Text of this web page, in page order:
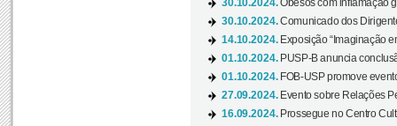
30.10.2024.Obesos com inflamação
30.10.2024.Comunicado dos
14.10.2024. Exposição “Imaginação
01.10.2024. PUSP-B anuncia
01.10.2024. FOB-USP promove
27.09.2024. Evento sobre Relações
16.09.2024. Prossegue no Centro